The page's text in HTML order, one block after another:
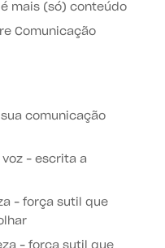
mais (só) conteúdo
Comunicação
comunicação
voz – escrita a
– força sutil que
– força sutil que